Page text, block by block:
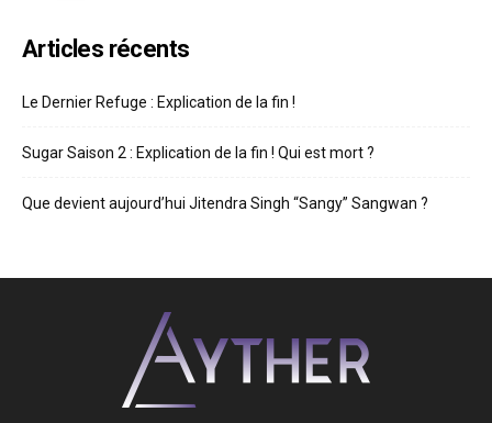
Articles récents
Le Dernier Refuge : Explication de la fin !
Sugar Saison 2 : Explication de la fin ! Qui est mort ?
Que devient aujourd’hui Jitendra Singh “Sangy” Sangwan ?